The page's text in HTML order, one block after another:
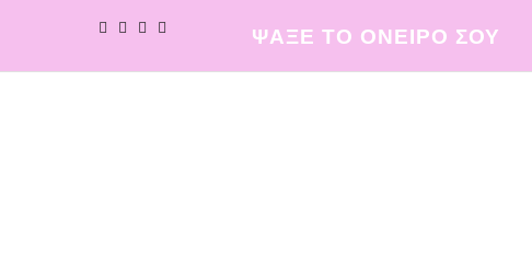
ΨΑΞΕ ΤΟ ΟΝΕΙΡΟ ΣΟΥ